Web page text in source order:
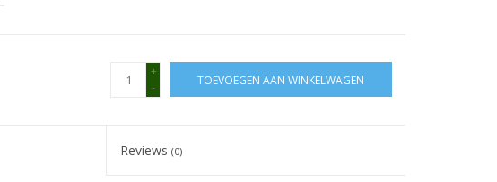
+
-
TOEVOEGEN AAN WINKELWAGEN
Reviews(0)